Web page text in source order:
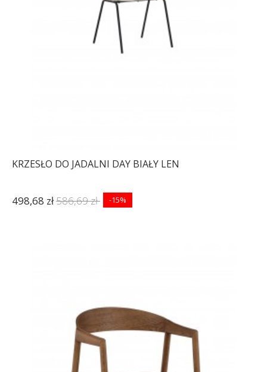
KRZESŁO DO JADALNI DAY BIAŁY LEN
498,68 zł586,69 zł -15%